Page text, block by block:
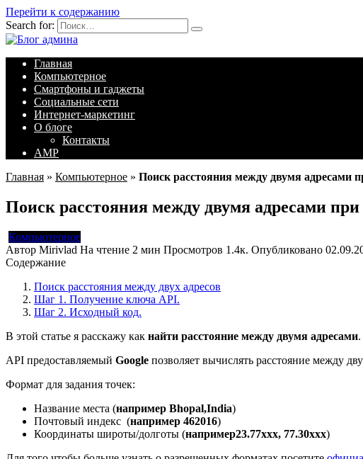
Перейти к содержанию
Search for:
Главная
Компьютерное
Смартфоны и гаджеты
Социальные сети
Интернет-маркетинг
О блоге
Контакты
AMP
Главная » Компьютерное » Поиск расстояния между двумя адресами
Поиск расстояния между двумя адресами
Компьютерное
Автор Mirivlad На чтение 2 мин Просмотров 1.4к. Опубликовано
Содержание
Поиск расстояния между двух адресов
Шаг 1. Получение ключа API.
Шаг 2. Исходный код.
В этой статье я расскажу как найти расстояние между двумя адресами
API предоставляемый Google позволяет вычислять расстояние между
Формат для задания точек:
Название места (например Bhopal,India)
Почтовый индекс (например 462016)
Координаты широты/долготы (например23.77xxx, 77.30xxx)